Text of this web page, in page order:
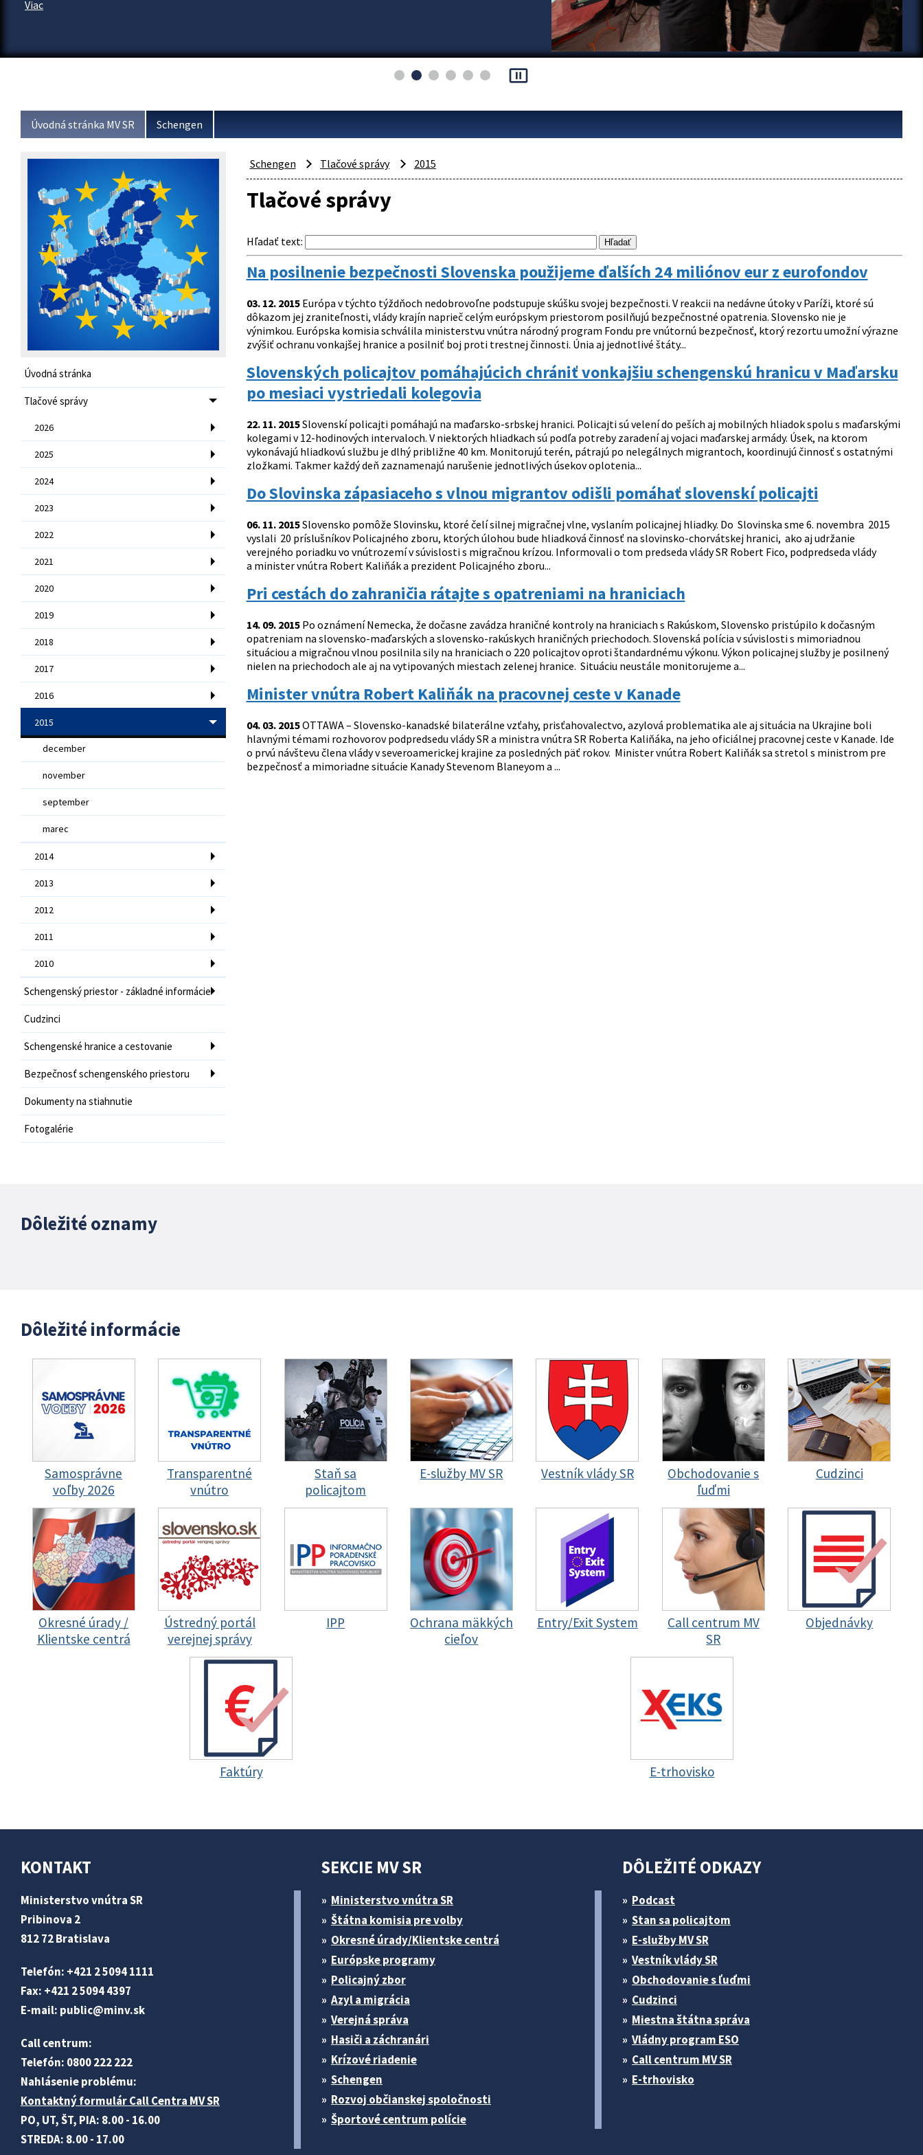
Viac
pause_presentation
Úvodná stránka MV SR Schengen
Úvodná stránka
Tlačové správy
2026
2025
2024
2023
2022
2021
2020
2019
2018
2017
2016
2015
december
november
september
marec
2014
2013
2012
2011
2010
Schengenský priestor - základné informácie
Cudzinci
Schengenské hranice a cestovanie
Bezpečnosť schengenského priestoru
Dokumenty na stiahnutie
Fotogalérie
Schengen Tlačové správy 2015
Tlačové správy
Hľadať text:
Na posilnenie bezpečnosti Slovenska použijeme ďalších 24 miliónov eur z eurofondov
03. 12. 2015Európa v týchto týždňoch nedobrovoľne podstupuje skúšku svojej bezpečnosti. V reakcii na nedávne útoky v Paríži, ktoré sú
dôkazom jej zraniteľnosti, vlády krajín naprieč celým európskym priestorom posilňujú bezpečnostné opatrenia. Slovensko nie je
výnimkou. Európska komisia schválila ministerstvu vnútra národný program Fondu pre vnútornú bezpečnosť, ktorý rezortu umožní výrazne
zvýšiť ochranu vonkajšej hranice a posilniť boj proti trestnej činnosti. Únia aj jednotlivé štáty...
Slovenských policajtov pomáhajúcich chrániť vonkajšiu schengenskú hranicu v Maďarsku
po mesiaci vystriedali kolegovia
22. 11. 2015Slovenskí policajti pomáhajú na maďarsko-srbskej hranici. Policajti sú velení do peších aj mobilných hliadok spolu s maďarskými
kolegami v 12-hodinových intervaloch. V niektorých hliadkach sú podľa potreby zaradení aj vojaci maďarskej armády. Úsek, na ktorom
vykonávajú hliadkovú službu je dlhý približne 40 km. Monitorujú terén, pátrajú po nelegálnych migrantoch, koordinujú činnosť s ostatnými
zložkami. Takmer každý deň zaznamenajú narušenie jednotlivých úsekov oplotenia...
Do Slovinska zápasiaceho s vlnou migrantov odišli pomáhať slovenskí policajti
06. 11. 2015Slovensko pomôže Slovinsku, ktoré čelí silnej migračnej vlne, vyslaním policajnej hliadky. Do Slovinska sme 6. novembra 2015
vyslali 20 príslušníkov Policajného zboru, ktorých úlohou bude hliadková činnosť na slovinsko-chorvátskej hranici, ako aj udržanie
verejného poriadku vo vnútrozemí v súvislosti s migračnou krízou. Informovali o tom predseda vlády SR Robert Fico, podpredseda vlády
a minister vnútra Robert Kaliňák a prezident Policajného zboru...
Pri cestách do zahraničia rátajte s opatreniami na hraniciach
14. 09. 2015Po oznámení Nemecka, že dočasne zavádza hraničné kontroly na hraniciach s Rakúskom, Slovensko pristúpilo k dočasným
opatreniam na slovensko-maďarských a slovensko-rakúskych hraničných priechodoch. Slovenská polícia v súvislosti s mimoriadnou
situáciou a migračnou vlnou posilnila sily na hraniciach o 220 policajtov oproti štandardnému výkonu. Výkon policajnej služby je posilnený
nielen na priechodoch ale aj na vytipovaných miestach zelenej hranice. Situáciu neustále monitorujeme a...
Minister vnútra Robert Kaliňák na pracovnej ceste v Kanade
04. 03. 2015OTTAWA – Slovensko-kanadské bilaterálne vzťahy, prisťahovalectvo, azylová problematika ale aj situácia na Ukrajine boli
hlavnými témami rozhovorov podpredsedu vlády SR a ministra vnútra SR Roberta Kaliňáka, na jeho oficiálnej pracovnej ceste v Kanade. Ide
o prvú návštevu člena vlády v severoamerickej krajine za posledných päť rokov. Minister vnútra Robert Kaliňák sa stretol s ministrom pre
bezpečnosť a mimoriadne situácie Kanady Stevenom Blaneyom a ...
Dôležité oznamy
Dôležité informácie
Samosprávne
voľby 2026
Transparentné
vnútro
Staň sa
policajtom
E-služby MV SR Vestník vlády SR
Obchodovanie s
ľuďmi
Cudzinci
Okresné úrady /
Klientske centrá
Ústredný portál
verejnej správy
IPP
Ochrana mäkkých
cieľov
Entry/Exit System
Call centrum MV
SR
Objednávky
Faktúry E-trhovisko
KONTAKT
Ministerstvo vnútra SR
Pribinova 2
812 72 Bratislava
Telefón: +421 2 5094 1111
Fax: +421 2 5094 4397
E-mail: public@minv.sk
Call centrum:
Telefón: 0800 222 222
Nahlásenie problému:
Kontaktný formulár Call Centra MV SR
PO, UT, ŠT, PIA: 8.00 - 16.00
STREDA: 8.00 - 17.00
SEKCIE MV SR
Ministerstvo vnútra SR
Štátna komisia pre volby
Okresné úrady/Klientske centrá
Európske programy
Policajný zbor
Azyl a migrácia
Verejná správa
Hasiči a záchranári
Krízové riadenie
Schengen
Rozvoj občianskej spoločnosti
Športové centrum polície
DÔLEŽITÉ ODKAZY
Podcast
Stan sa policajtom
E-služby MV SR
Vestník vlády SR
Obchodovanie s ľuďmi
Cudzinci
Miestna štátna správa
Vládny program ESO
Call centrum MV SR
E-trhovisko